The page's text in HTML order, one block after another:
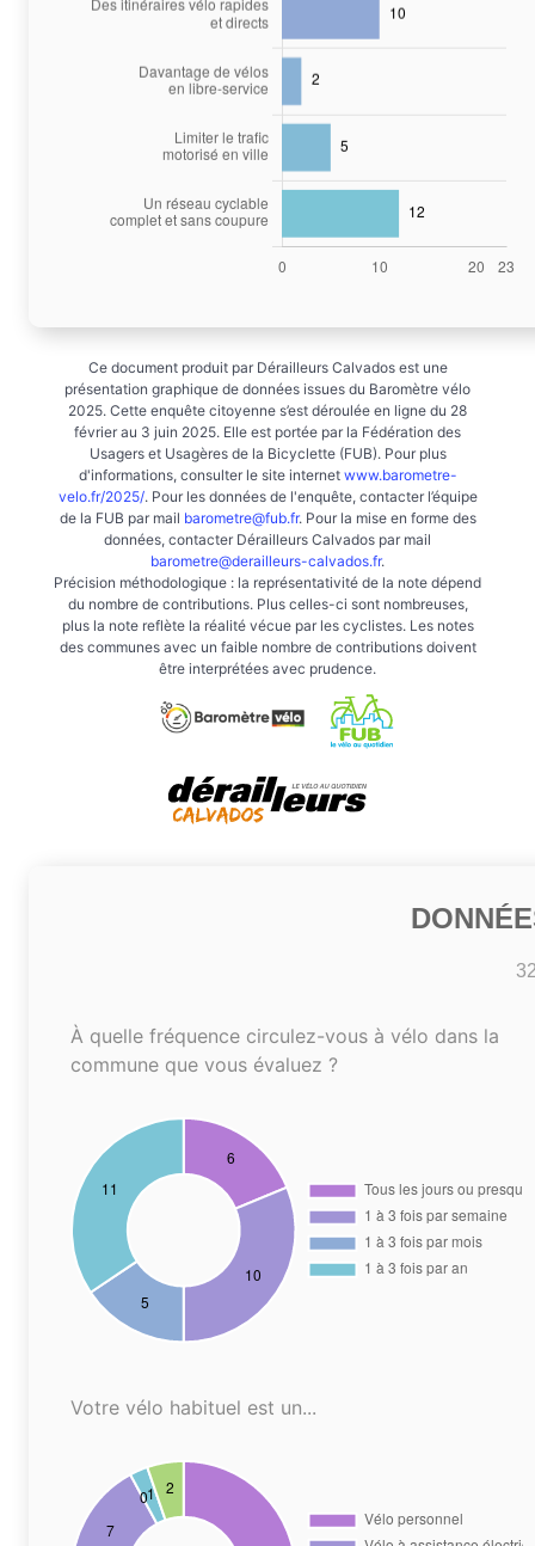
Ce document produit par Dérailleurs Calvados est une
présentation graphique de données issues du Baromètre vélo
2025. Cette enquête citoyenne s’est déroulée en ligne du 28
février au 3 juin 2025. Elle est portée par la Fédération des
Usagers et Usagères de la Bicyclette (FUB). Pour plus
d'informations, consulter le site internet www.barometre-
velo.fr/2025/. Pour les données de l'enquête, contacter l’équipe
de la FUB par mail barometre@fub.fr. Pour la mise en forme des
données, contacter Dérailleurs Calvados par mail
barometre@derailleurs-calvados.fr.
Précision méthodologique : la représentativité de la note dépend
du nombre de contributions. Plus celles-ci sont nombreuses,
plus la note reflète la réalité vécue par les cyclistes. Les notes
des communes avec un faible nombre de contributions doivent
être interprétées avec prudence.
À quelle fréquence circulez-vous à vélo dans la
commune que vous évaluez ?
Votre vélo habituel est un...